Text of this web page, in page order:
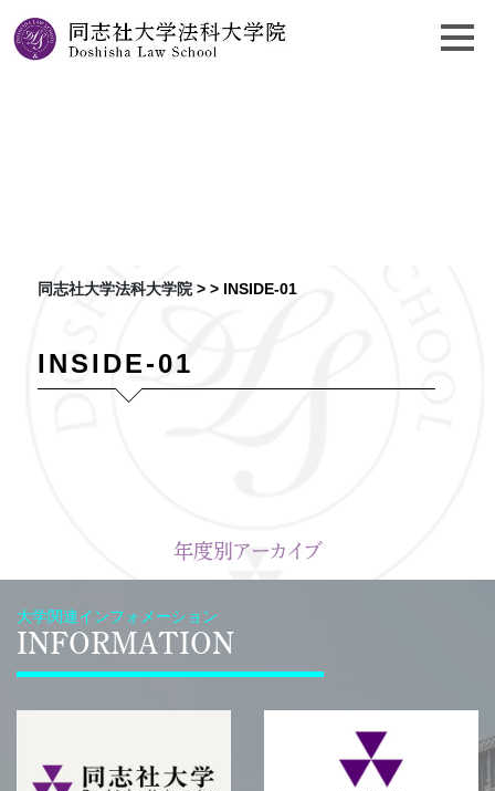
同志社大学法科大学院> > INSIDE-01
INSIDE-01
年度別アーカイブ
大学関連インフォメーション
INFORMATION